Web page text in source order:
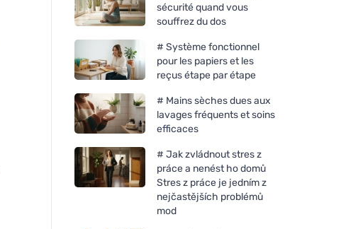
sécurité quand vous
souffrez du dos
# Système fonctionnel
pour les papiers et les
reçus étape par étape
# Mains sèches dues aux
lavages fréquents et soins
efficaces
# Jak zvládnout stres z
práce a nenést ho domů
Stres z práce je jedním z
nejčastějších problémů
mod